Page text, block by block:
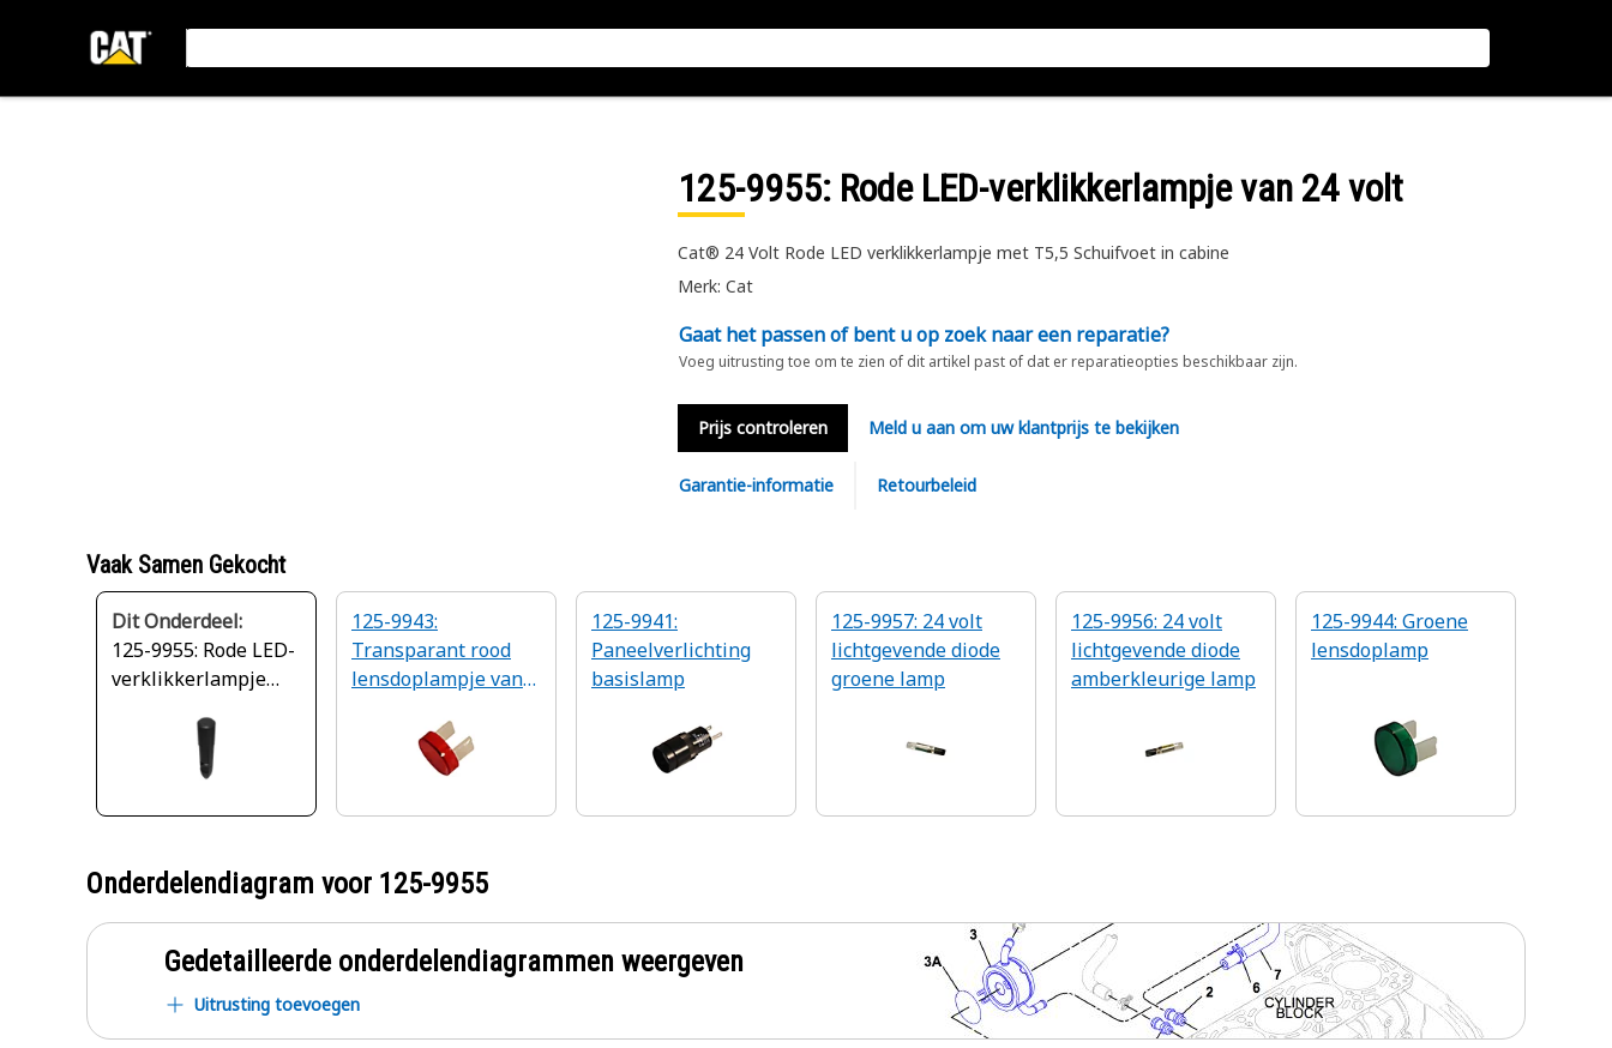
125-9955: Rode LED-verklikkerlampje van 24 volt
Cat® 24 Volt Rode LED verklikkerlampje met T5,5 Schuifvoet in cabine
Merk: Cat
Gaat het passen of bent u op zoek naar een reparatie?
Voeg uitrusting toe om te zien of dit artikel past of dat er reparatieopties beschikbaar zijn.
Prijs controleren Meld u aan om uw klantprijs te bekijken
Garantie-informatie Retourbeleid
Vaak Samen Gekocht
Dit Onderdeel:
125-9955: Rode LED-
verklikkerlampje
125-9943:
Transparant rood
lensdoplampje van
125-9941:
Paneelverlichting
basislamp
125-9957: 24 volt
lichtgevende diode
groene lamp
125-9956: 24 volt
lichtgevende diode
amberkleurige lamp
125-9944: Groene
lensdoplamp
Onderdelendiagram voor 125-9955
Gedetailleerde onderdelendiagrammen weergeven
Uitrusting toevoegen